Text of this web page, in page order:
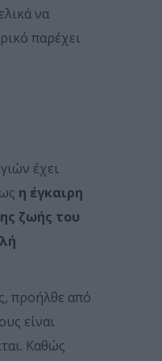
να
παρέχει
έχει
η έγκαιρη
ζωής του
προήλθε από
είναι
Καθώς